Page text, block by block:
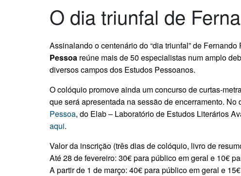
O dia triunfal de
Assinalando o centenário do “dia triunfal” de
Pessoa reúne mais de 50 especialistas num amplo
diversos campos dos Estudos Pessoanos.
O colóquio promove ainda um concurso de curtas-
que será apresentada na sessão de encerramento.
Pessoa, do Elab – Laboratório de Estudos Literários
aqui.
Valor da inscrição (três dias de colóquio, livro de
Até 28 de fevereiro: 30€ para público em geral e 10€
A partir de 1 de março: 40€ para público em geral e